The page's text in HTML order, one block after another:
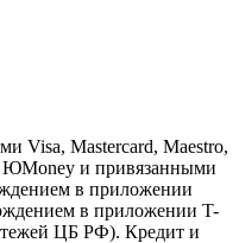
Visa, Mastercard, Maestro,
и привязанными
в приложении
в приложении T-
ЦБ РФ). Кредит и